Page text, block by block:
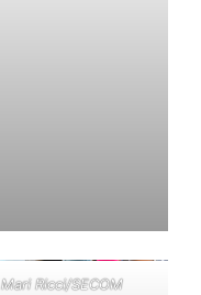
Mari Ricci/SECOM